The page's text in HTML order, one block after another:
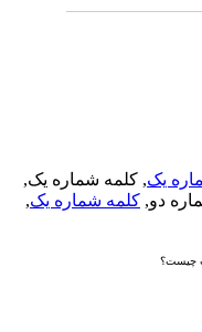
یک, کلمه شماره یک,
دو,کلمه شماره یک,